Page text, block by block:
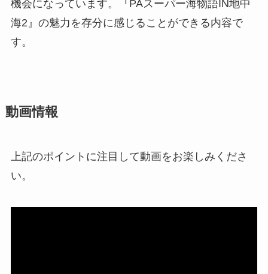
機会になっています。『PAスーパー海物語IN地中
海2』の魅力を存分に感じることができる内容で
す。
動画情報
上記のポイントに注目して動画をお楽しみくださ
い。